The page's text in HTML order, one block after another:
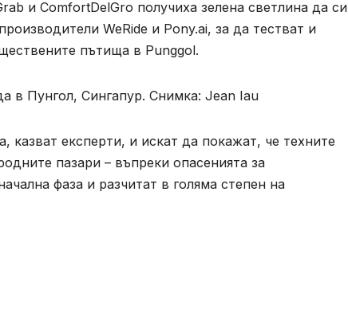
и ComfortDelGro получиха зелена светлина да си
WeRide и Pony.ai, за да тестват и
пътища в Punggol.
в Пунгол, Сингапур. Снимка: Jean Iau
казват експерти, и искат да покажат, че техните
пазари – въпреки опасенията за
фаза и разчитат в голяма степен на